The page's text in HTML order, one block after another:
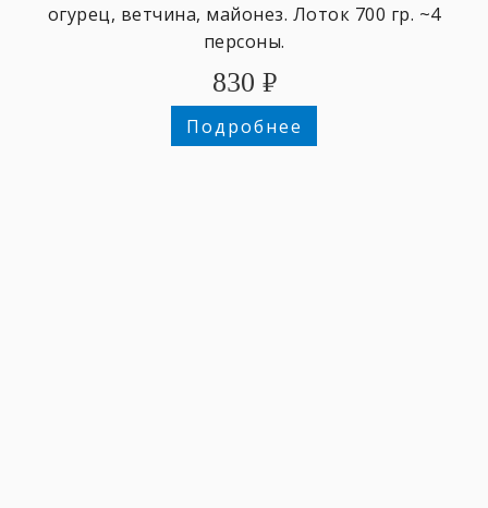
огурец, ветчина, майонез. Лоток 700 гр. ~4
персоны.
830 ₽
Подробнее